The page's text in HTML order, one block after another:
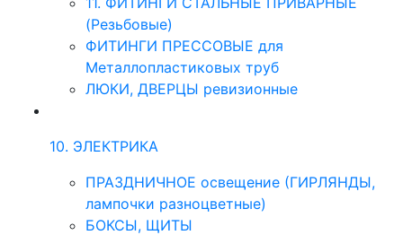
(Резьбовые)
ФИТИНГИ ПРЕССОВЫЕ для
Металлопластиковых труб
ЛЮКИ, ДВЕРЦЫ ревизионные
10. ЭЛЕКТРИКА
ПРАЗДНИЧНОЕ освещение (ГИРЛЯНДЫ,
лампочки разноцветные)
БОКСЫ, ЩИТЫ